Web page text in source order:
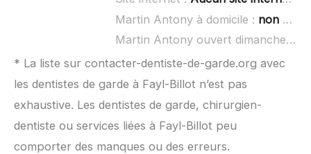
Martin Antony à domicile : non renseigné
Martin Antony ouvert dimanche :
* La liste sur contacter-dentiste-de-garde.org avec
les dentistes de garde à Fayl-Billot n’est pas
exhaustive. Les dentistes de garde, chirurgien-
dentiste ou services liées à Fayl-Billot peu
comporter des manques ou des erreurs.